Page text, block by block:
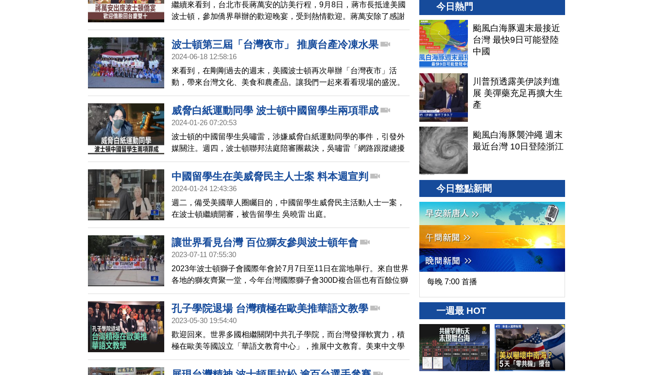
繼續來看到，台北市長蔣萬安的訪美行程，9月8日，蔣市長抵達美國
波士頓，參加僑界舉辦的歡迎晚宴，受到熱情歡迎。蔣萬安除了感謝
僑胞「貢獻故鄉，回饋台灣」，也期待台灣僑胞今年10月能夠到台北
大巨蛋，一起慶祝中華民國國慶。
波士頓第三屆「台灣夜市」 推廣台產冷凍水果
2024-06-18 12:58:16
來看到，在剛剛過去的週末，美國波士頓再次舉辦「台灣夜市」活
動，帶來台灣文化、美食和農產品。讓我們一起來看看現場的盛況。
威脅白紙運動同學 波士頓中國留學生兩項罪成
2024-01-26 07:20:53
波士頓的中國留學生吳嘯雷，涉嫌威脅白紙運動同學的事件，引發外
媒關注。週四，波士頓聯邦法庭陪審團裁決，吳嘯雷「網路跟蹤纏擾
罪」和「跨州傳播威脅信息」，兩項罪名成立。法官定於4月24日對
他判刑。
中國留學生在美威脅民主人士案 料本週宣判
2024-01-24 12:43:36
週二，備受美國華人圈矚目的，中國留學生威脅民主活動人士一案，
在波士頓繼續開審，被告留學生 吳曉雷 出庭。
讓世界看見台灣 百位獅友參與波士頓年會
2023-07-11 07:55:30
2023年波士頓獅子會國際年會於7月7日至11日在當地舉行。來自世界
各地的獅友齊聚一堂，今年台灣國際獅子會300D複合區也有百餘位獅
友組團，前來參與此盛會。
孔子學院退場 台灣積極在歐美推華語文教學
2023-05-30 19:54:40
歡迎回來。世界多國相繼關閉中共孔子學院，而台灣發揮軟實力，積
極在歐美等國設立「華語文教育中心」，推展中文教育。美東中文學
校協會5月27、28日兩天，在波士頓舉辦50周年年會，一共有超過50
所的中文學校，以及600多位師生參加。
今日熱門
颱風白海豚週末最接近
台灣 最快9日可能登陸
中國
川普預透露美伊談判進
展 美彈藥充足再擴大生
產
颱風白海豚襲沖繩 週末
最近台灣 10日登陸浙江
今日整點新聞
每晚 7:00 首播
一週最 HOT